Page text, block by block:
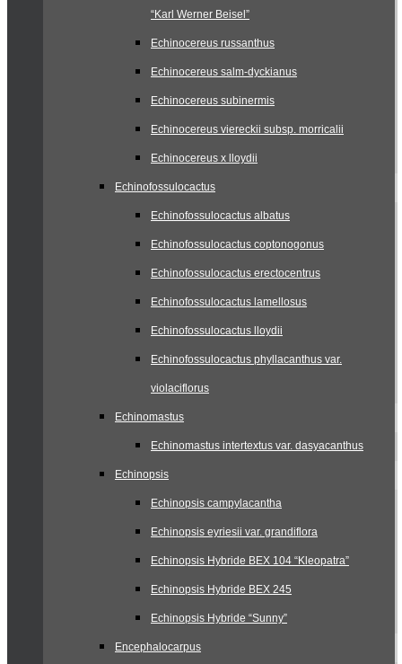
“Karl Werner Beisel”
Echinocereus russanthus
Echinocereus salm-dyckianus
Echinocereus subinermis
Echinocereus viereckii subsp. morricalii
Echinocereus x lloydii
Echinofossulocactus
Echinofossulocactus albatus
Echinofossulocactus coptonogonus
Echinofossulocactus erectocentrus
Echinofossulocactus lamellosus
Echinofossulocactus lloydii
Echinofossulocactus phyllacanthus var.
violaciflorus
Echinomastus
Echinomastus intertextus var. dasyacanthus
Echinopsis
Echinopsis campylacantha
Echinopsis eyriesii var. grandiflora
Echinopsis Hybride BEX 104 “Kleopatra”
Echinopsis Hybride BEX 245
Echinopsis Hybride “Sunny”
Encephalocarpus